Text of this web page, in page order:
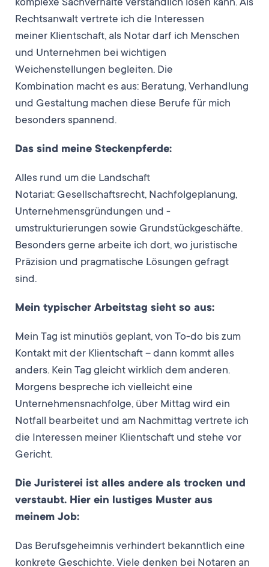
komplexe Sachverhalte verständlich lösen kann. Als
Rechtsanwalt vertrete ich die Interessen
meiner Klientschaft, als Notar darf ich Menschen
und Unternehmen bei wichtigen
Weichenstellungen begleiten. Die
Kombination macht es aus: Beratung, Verhandlung
und Gestaltung machen diese Berufe für mich
besonders spannend.
Das sind meine Steckenpferde:
Alles rund um die Landschaft
Notariat: Gesellschaftsrecht, Nachfolgeplanung,
Unternehmensgründungen und -
umstrukturierungen sowie Grundstückgeschäfte.
Besonders gerne arbeite ich dort, wo juristische
Präzision und pragmatische Lösungen gefragt
sind.
Mein typischer Arbeitstag sieht so aus:
Mein Tag ist minutiös geplant, von To-do bis zum
Kontakt mit der Klientschaft – dann kommt alles
anders. Kein Tag gleicht wirklich dem anderen.
Morgens bespreche ich vielleicht eine
Unternehmensnachfolge, über Mittag wird ein
Notfall bearbeitet und am Nachmittag vertrete ich
die Interessen meiner Klientschaft und stehe vor
Gericht.
Die Juristerei ist alles andere als trocken und
verstaubt. Hier ein lustiges Muster aus
meinem Job:
Das Berufsgeheimnis verhindert bekanntlich eine
konkrete Geschichte. Viele denken bei Notaren an